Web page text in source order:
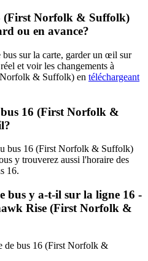
(First Norfolk & Suffolk)
ou en avance?
sur la carte, garder un œil sur
et voir les changements à
& Suffolk) en téléchargeant
16 (First Norfolk &
bus 16 (First Norfolk & Suffolk)
y trouverez aussi l'horaire des
16.
bus y a-t-il sur la ligne 16 -
Rise (First Norfolk &
de bus 16 (First Norfolk &